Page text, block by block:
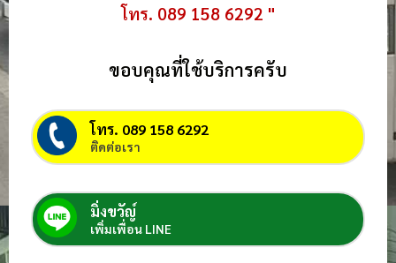
โทร. 089 158 6292 "
ขอบคุณที่ใช้บริการครับ
โทร. 089 158 6292
ติดต่อเรา
มิ่งขวัญ์
เพิ่มเพื่อน LINE